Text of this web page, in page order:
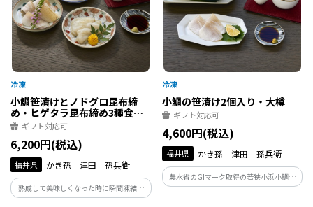
小鯛笹漬けとノドグロ昆布締
め・ヒゲタラ昆布締め3種食べ
比べギフト対応可
6,200円(税込)
福井県 かき孫 津田 孫兵衛
熟成して美味しくなった時に瞬間凍結。
小鯛笹漬、ノドグロ、ヒゲタラ昆布締、
小鯛の笹漬け2個入り・大樽
ギフト対応可
4,600円(税込)
福井県 かき孫 津田 孫兵衛
農水省のGIマーク取得の若狭小浜小鯛笹
漬け・杉の木樽で小鯛の旨味を濃縮熟成